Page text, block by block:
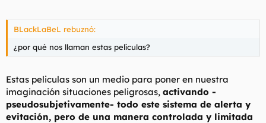
BLackLaBeL rebuznó:
¿por qué nos llaman estas películas?
Estas peliculas son un medio para poner en nuestra
imaginación situaciones peligrosas, activando -
pseudosubjetivamente- todo este sistema de alerta y
evitación, pero de una manera controlada y limitada